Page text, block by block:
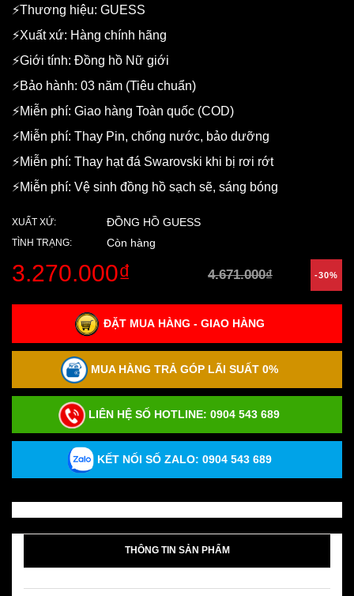
⚡️Thương hiệu: GUESS
⚡️Xuất xứ: Hàng chính hãng
⚡️Giới tính: Đồng hồ Nữ giới
⚡️Bảo hành: 03 năm (Tiêu chuẩn)
⚡️Miễn phí: Giao hàng Toàn quốc (COD)
⚡️Miễn phí: Thay Pin, chống nước, bảo dưỡng
⚡️Miễn phí: Thay hạt đá Swarovski khi bị rơi rớt
⚡️Miễn phí: Vệ sinh đồng hồ sạch sẽ, sáng bóng
XUẤT XỨ: ĐỒNG HỒ GUESS
TÌNH TRẠNG: Còn hàng
3.270.000₫ 4.671.000₫ -30%
ĐẶT MUA HÀNG - GIAO HÀNG
MUA HÀNG TRẢ GÓP LÃI SUẤT 0%
LIÊN HỆ SỐ HOTLINE: 0904 543 689
KẾT NỐI SỐ ZALO: 0904 543 689
THÔNG TIN SẢN PHẨM